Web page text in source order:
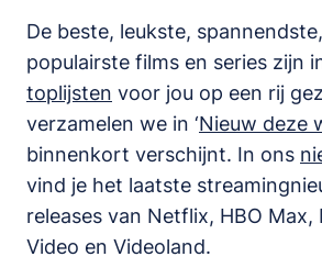
De beste, leukste,
populairste films en series zijn
toplijsten voor jou op een rij
verzamelen we in ‘Nieuw deze
binnenkort verschijnt. In ons
vind je het laatste
releases van Netflix, HBO Max,
Video en Videoland.